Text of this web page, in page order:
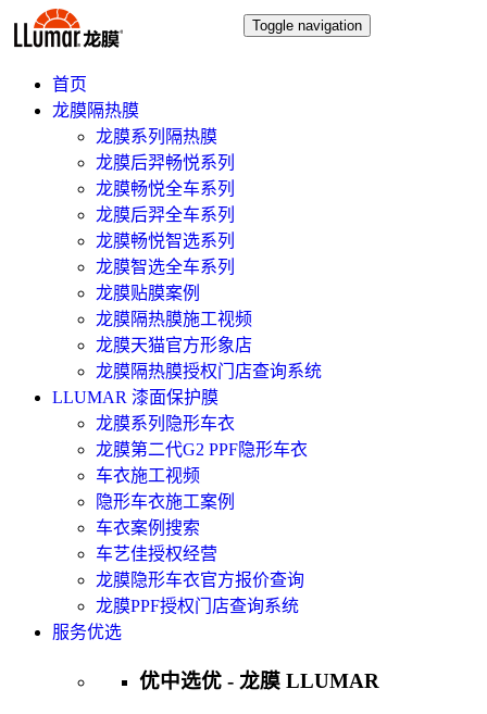
Toggle navigation
首页
龙膜隔热膜
龙膜系列隔热膜
龙膜后羿畅悦系列
龙膜畅悦全车系列
龙膜后羿全车系列
龙膜畅悦智选系列
龙膜智选全车系列
龙膜贴膜案例
龙膜隔热膜施工视频
龙膜天猫官方形象店
龙膜隔热膜授权门店查询系统
LLUMAR 漆面保护膜
龙膜系列隐形车衣
龙膜第二代G2 PPF隐形车衣
车衣施工视频
隐形车衣施工案例
车衣案例搜索
车艺佳授权经营
龙膜隐形车衣官方报价查询
龙膜PPF授权门店查询系统
服务优选
优中选优 - 龙膜 LLUMAR